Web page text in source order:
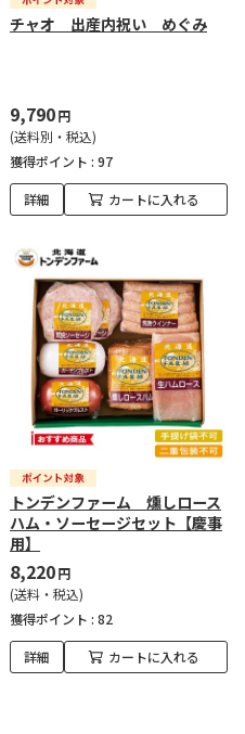
チャオ 出産内祝い めぐみ
9,790円
(送料別・税込)
獲得ポイント : 97
詳細 カートに入れる
トンデンファーム 燻しロース
ハム・ソーセージセット【慶事
用】
8,220円
(送料・税込)
獲得ポイント : 82
詳細 カートに入れる